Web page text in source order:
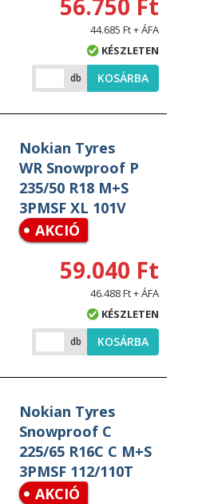
56.750 Ft
44.685 Ft + ÁFA
KÉSZLETEN
db KOSÁRBA
Nokian Tyres
WR Snowproof P
235/50 R18 M+S
3PMSF XL 101V
AKCIÓ
59.040 Ft
46.488 Ft + ÁFA
KÉSZLETEN
db KOSÁRBA
Nokian Tyres
Snowproof C
225/65 R16C C M+S
3PMSF 112/110T
AKCIÓ